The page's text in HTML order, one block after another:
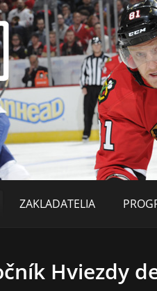
ZAKLADATELIA
Hviezdy